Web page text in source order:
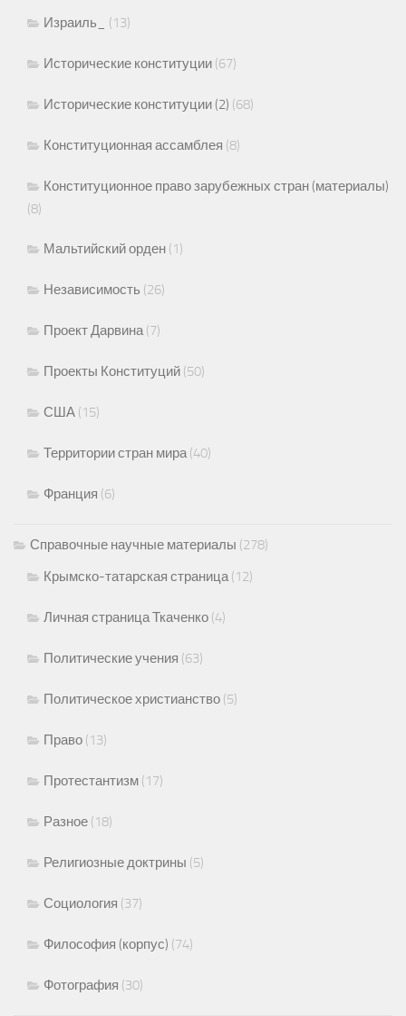
Израиль_ (13)
Исторические конституции (67)
Исторические конституции (2) (68)
Конституционная ассамблея (8)
Конституционное право зарубежных стран (материалы)
(8)
Мальтийский орден (1)
Независимость (26)
Проект Дарвина(7)
Проекты Конституций (50)
США (15)
Территории стран мира(40)
Франция (6)
Справочные научные материалы (278)
Крымско-татарская страница(12)
Личная страница Ткаченко (4)
Политические учения (63)
Политическое христианство (5)
Право (13)
Протестантизм (17)
Разное (18)
Религиозные доктрины (5)
Социология (37)
Философия (корпус) (74)
Фотография (30)